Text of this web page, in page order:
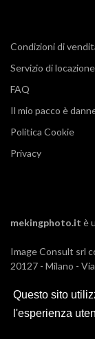
Questo sito
l'esperienza
Condizioni di
Servizio di
FAQ
Il mio pacco è
Politica Cookie
Privacy
mekingphoto.it è
Image Consult srl
20127 - Milano -
P.IVA e C.F.
REA 1673647